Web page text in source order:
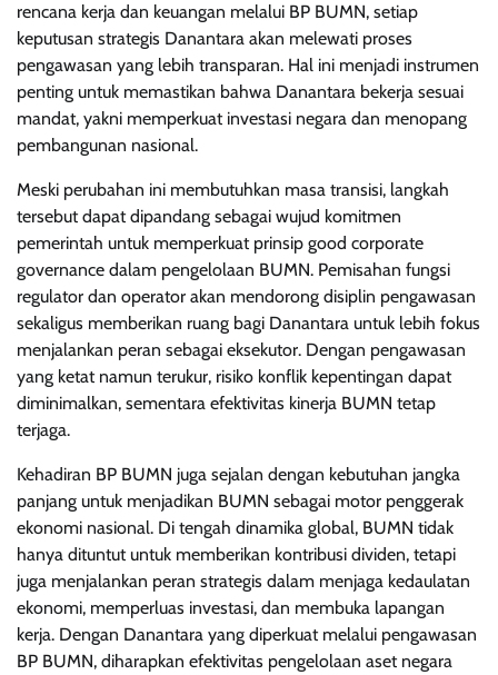
rencana kerja dan keuangan melalui BP BUMN, setiap
keputusan strategis Danantara akan melewati proses
pengawasan yang lebih transparan. Hal ini menjadi instrumen
penting untuk memastikan bahwa Danantara bekerja sesuai
mandat, yakni memperkuat investasi negara dan menopang
pembangunan nasional.
Meski perubahan ini membutuhkan masa transisi, langkah
tersebut dapat dipandang sebagai wujud komitmen
pemerintah untuk memperkuat prinsip good corporate
governance dalam pengelolaan BUMN. Pemisahan fungsi
regulator dan operator akan mendorong disiplin pengawasan
sekaligus memberikan ruang bagi Danantara untuk lebih fokus
menjalankan peran sebagai eksekutor. Dengan pengawasan
yang ketat namun terukur, risiko konflik kepentingan dapat
diminimalkan, sementara efektivitas kinerja BUMN tetap
terjaga.
Kehadiran BP BUMN juga sejalan dengan kebutuhan jangka
panjang untuk menjadikan BUMN sebagai motor penggerak
ekonomi nasional. Di tengah dinamika global, BUMN tidak
hanya dituntut untuk memberikan kontribusi dividen, tetapi
juga menjalankan peran strategis dalam menjaga kedaulatan
ekonomi, memperluas investasi, dan membuka lapangan
kerja. Dengan Danantara yang diperkuat melalui pengawasan
BP BUMN, diharapkan efektivitas pengelolaan aset negara